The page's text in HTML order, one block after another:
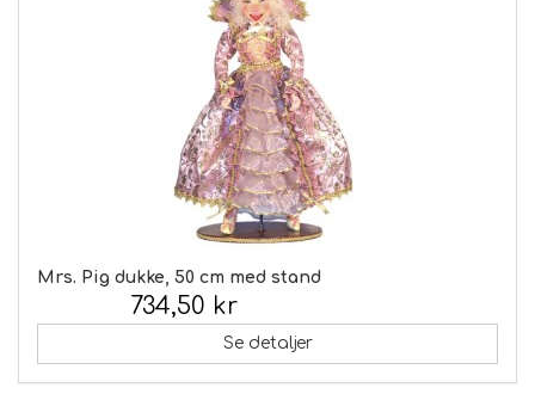
Mrs. Pig dukke, 50 cm med stand
734,50 kr
Se detaljer